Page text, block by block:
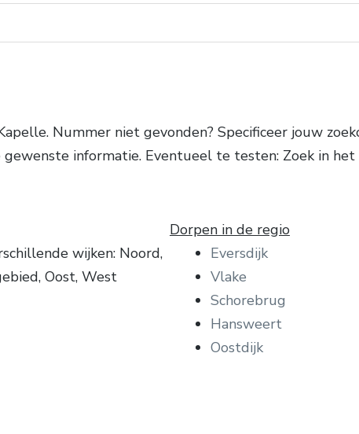
Nummer niet gevonden? Specificeer jouw
informatie. Eventueel te testen: Zoek in
wijken: Noord,
Oost, West
Dorpen in de regio
Eversdijk
Vlake
Schorebrug
Hansweert
Oostdijk